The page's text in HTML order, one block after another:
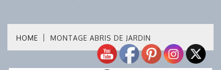
HOME MONTAGE ABRIS DE JARDIN